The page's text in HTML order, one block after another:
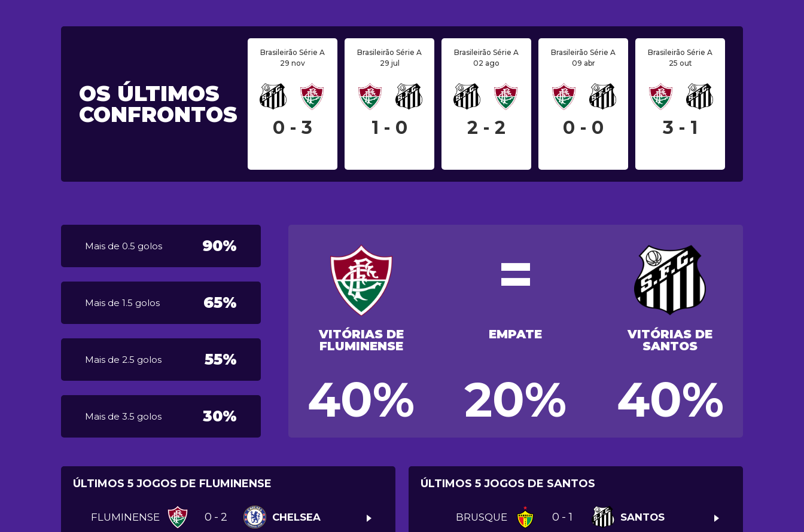
OS ÚLTIMOS
CONFRONTOS
Brasileirão Série A
29 nov
0 - 3
Brasileirão Série A
29 jul
1 - 0
Brasileirão Série A
02 ago
2 - 2
Brasileirão Série A
09 abr
0 - 0
Brasileirão Série A
25 out
3 - 1
Mais de 0.5 golos 90%
Mais de 1.5 golos 65%
Mais de 2.5 golos 55%
Mais de 3.5 golos 30%
VITÓRIAS DE
FLUMINENSE
40%
=
EMPATE
20%
VITÓRIAS DE
SANTOS
40%
ÚLTIMOS 5 JOGOS DE FLUMINENSE
FLUMINENSE 0 - 2 CHELSEA
ÚLTIMOS 5 JOGOS DE SANTOS
BRUSQUE 0 - 1 SANTOS